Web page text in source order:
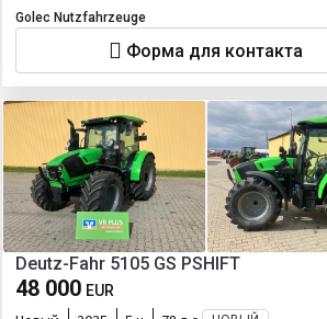
Golec Nutzfahrzeuge
Форма для контакта
Deutz-Fahr 5105 GS PSHIFT
48 000 EUR